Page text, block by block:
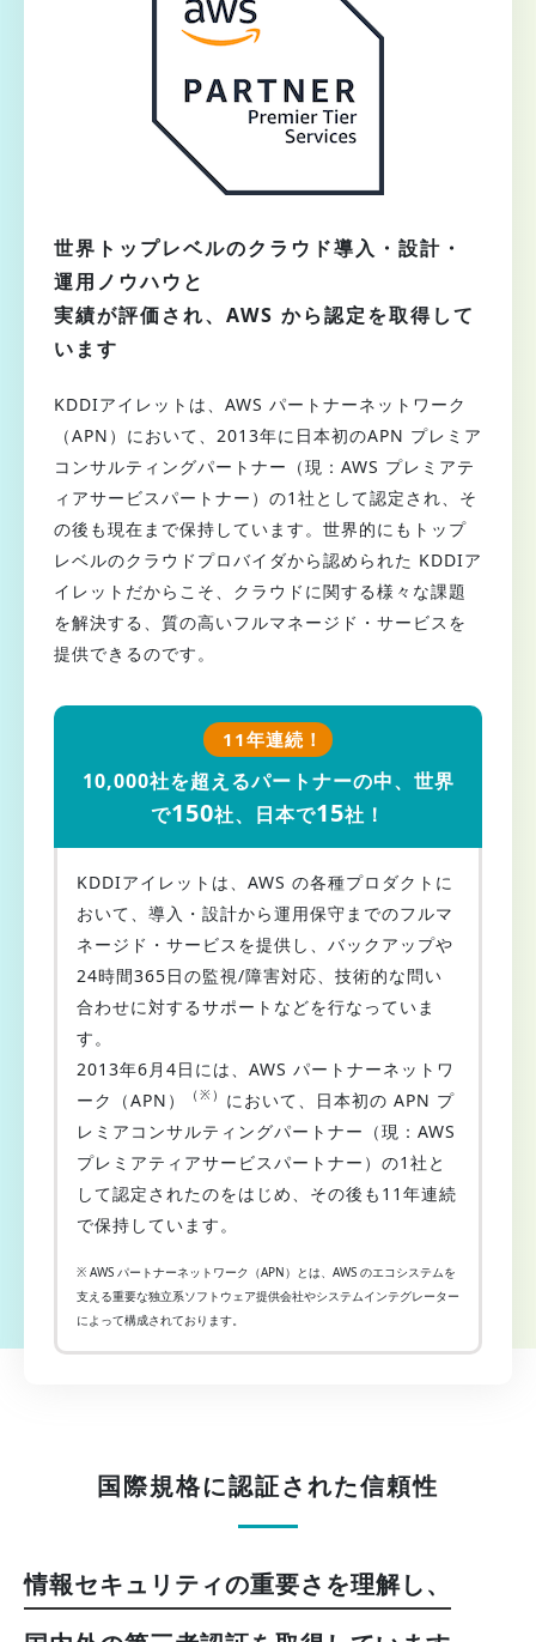
世界トップレベルのクラウド導入・設計・
運用ノウハウと
実績が評価され、AWS から認定を取得して
います
KDDIアイレットは、AWS パートナーネットワーク
（APN）において、2013年に日本初のAPN プレミア
コンサルティングパートナー（現：AWS プレミアテ
ィアサービスパートナー）の1社として認定され、そ
の後も現在まで保持しています。世界的にもトップ
レベルのクラウドプロバイダから認められた KDDIア
イレットだからこそ、クラウドに関する様々な課題
を解決する、質の高いフルマネージド・サービスを
提供できるのです。
11年連続！
10,000社を超えるパートナーの中、世界
で150社、日本で15社！
KDDIアイレットは、AWS の各種プロダクトに
おいて、導入・設計から運用保守までのフルマ
ネージド・サービスを提供し、バックアップや
24時間365日の監視/障害対応、技術的な問い
合わせに対するサポートなどを行なっていま
す。
2013年6月4日には、AWS パートナーネットワ
ーク（APN）
（※） において、日本初の APN プ
レミアコンサルティングパートナー（現：AWS
プレミアティアサービスパートナー）の1社と
して認定されたのをはじめ、その後も11年連続
で保持しています。
※ AWS パートナーネットワーク（APN）とは、AWS のエコシステムを
支える重要な独立系ソフトウェア提供会社やシステムインテグレーター
によって構成されております。
国際規格に認証された信頼性
情報セキュリティの重要さを理解し、